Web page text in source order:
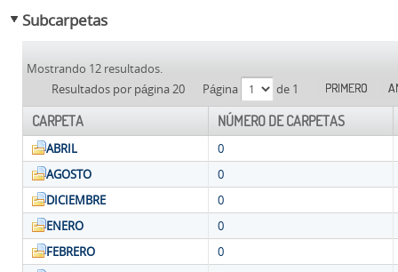
Subcarpetas
Mostrando 12 resultados.
Resultados por página 20
Página de 1 PRIMERO
CARPETA NÚMERO DE CARPETAS
ABRIL
0
AGOSTO
0
DICIEMBRE
0
ENERO
0
FEBRERO
0